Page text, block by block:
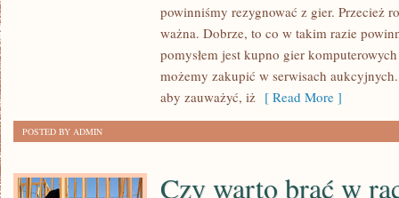
powinniśmy rezygnować z gier. Przecież
ważna. Dobrze, to co w takim razie
pomysłem jest kupno gier
możemy zakupić w serwisach
aby zauważyć, iż [ Read More ]
POSTED BY ADMIN
Czy warto brać w